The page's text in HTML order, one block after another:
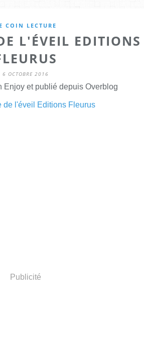
COIN LECTURE
L'ÉVEIL EDITIONS
6 OCTOBRE 2016
Enjoy et publié depuis Overblog
Publicité